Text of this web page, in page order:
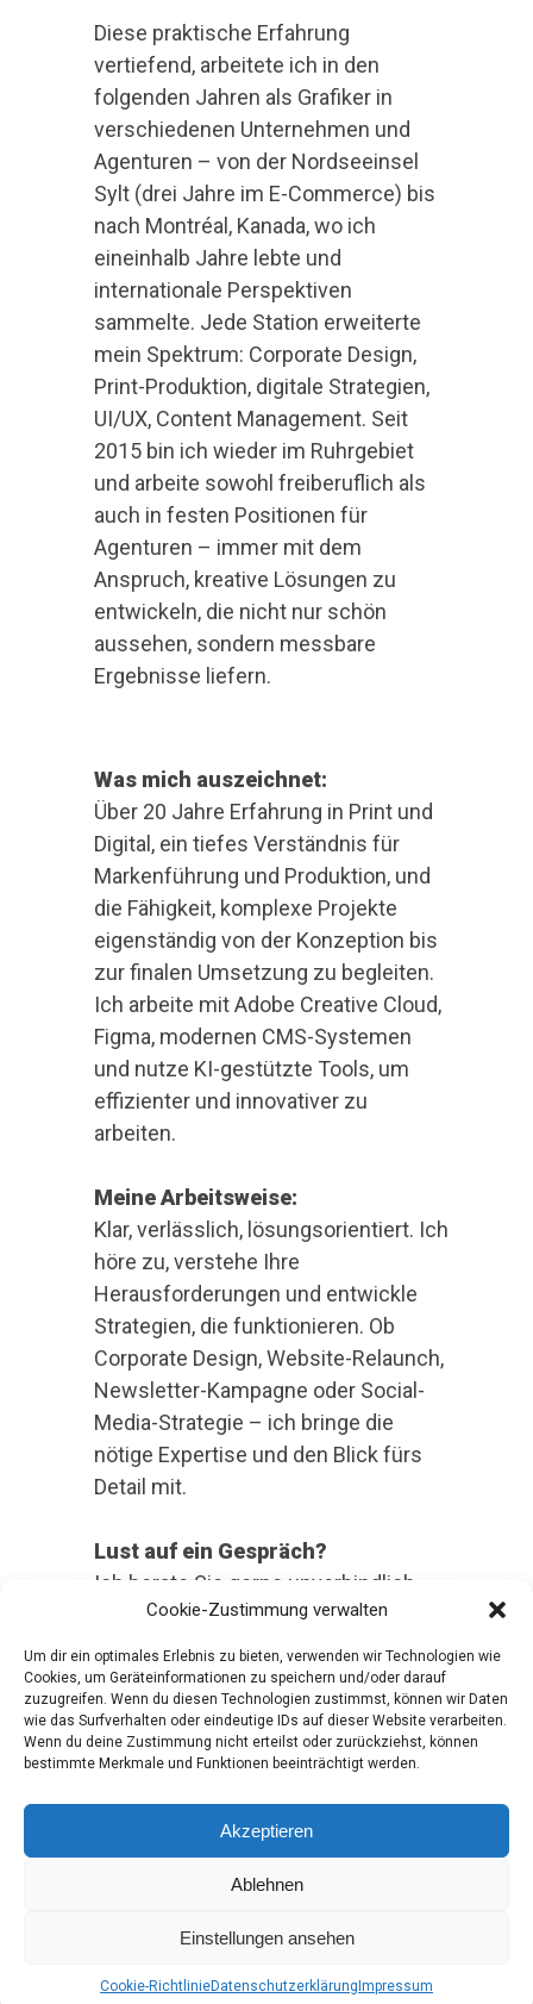
Cookie-Zustimmung verwalten
Um dir ein optimales Erlebnis zu bieten, verwenden wir Technologien wie
Cookies, um Geräteinformationen zu speichern und/oder darauf
zuzugreifen. Wenn du diesen Technologien zustimmst, können wir Daten
wie das Surfverhalten oder eindeutige IDs auf dieser Website verarbeiten.
Wenn du deine Zustimmung nicht erteilst oder zurückziehst, können
bestimmte Merkmale und Funktionen beeinträchtigt werden.
Akzeptieren
Ablehnen
Einstellungen ansehen
Cookie-RichtlinieDatenschutzerklärung Impressum
Diese praktische Erfahrung
vertiefend, arbeitete ich in den
folgenden Jahren als Grafiker in
verschiedenen Unternehmen und
Agenturen – von der Nordseeinsel
Sylt (drei Jahre im E-Commerce) bis
nach Montréal, Kanada, wo ich
eineinhalb Jahre lebte und
internationale Perspektiven
sammelte. Jede Station erweiterte
mein Spektrum: Corporate Design,
Print-Produktion, digitale Strategien,
UI/UX, Content Management. Seit
2015 bin ich wieder im Ruhrgebiet
und arbeite sowohl freiberuflich als
auch in festen Positionen für
Agenturen – immer mit dem
Anspruch, kreative Lösungen zu
entwickeln, die nicht nur schön
aussehen, sondern messbare
Ergebnisse liefern.
Was mich auszeichnet:
Über 20 Jahre Erfahrung in Print und
Digital, ein tiefes Verständnis für
Markenführung und Produktion, und
die Fähigkeit, komplexe Projekte
eigenständig von der Konzeption bis
zur finalen Umsetzung zu begleiten.
Ich arbeite mit Adobe Creative Cloud,
Figma, modernen CMS-Systemen
und nutze KI-gestützte Tools, um
effizienter und innovativer zu
arbeiten.
Meine Arbeitsweise:
Klar, verlässlich, lösungsorientiert. Ich
höre zu, verstehe Ihre
Herausforderungen und entwickle
Strategien, die funktionieren. Ob
Corporate Design, Website-Relaunch,
Newsletter-Kampagne oder Social-
Media-Strategie – ich bringe die
nötige Expertise und den Blick fürs
Detail mit.
Lust auf ein Gespräch?
Ich berate Sie gerne unverbindlich –
bei einer Tasse Kaffee vor Ort,
telefonisch oder virtuell über Zoom,
Telegram oder Whatsapp. Lassen Sie
uns gemeinsam herausfinden, wie
wir Ihre Marke auf das nächste Level
bringen.
MEDIA.DE | T. 0151 46 33 56 38 | ESSEN, NRW